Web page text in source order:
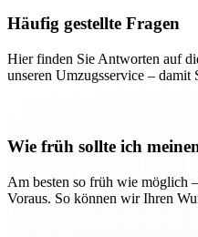
Häufig gestellte Fragen
Hier finden Sie Antworten auf
unseren Umzugsservice – damit
Wie früh sollte ich
Am besten so früh wie möglich
Voraus. So können wir Ihren